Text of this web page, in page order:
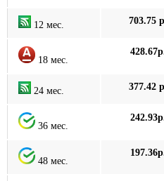
12 мес. 703.75
18 мес.
24 мес. 377.42
36 мес.
48 мес.